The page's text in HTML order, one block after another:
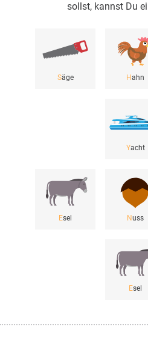
sollst, kannst Du
Säge Hahn
Yacht
Esel Nuss
Esel